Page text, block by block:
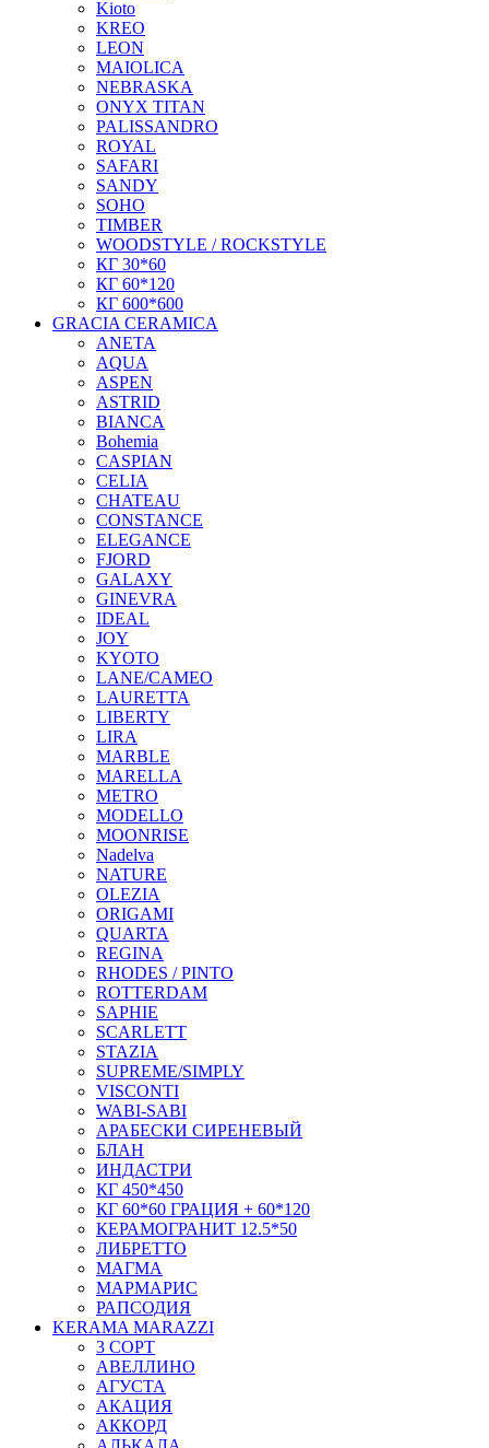
Kioto
KREO
LEON
MAIOLICA
NEBRASKA
ONYX TITAN
PALISSANDRO
ROYAL
SAFARI
SANDY
SOHO
TIMBER
WOODSTYLE / ROCKSTYLE
КГ 30*60
КГ 60*120
КГ 600*600
GRACIA CERAMICA
ANETA
AQUA
ASPEN
ASTRID
BIANCA
Bohemia
CASPIAN
CELIA
CHATEAU
CONSTANCE
ELEGANCE
FJORD
GALAXY
GINEVRA
IDEAL
JOY
KYOTO
LANE/CAMEO
LAURETTA
LIBERTY
LIRA
MARBLE
MARELLA
METRO
MODELLO
MOONRISE
Nadelva
NATURE
OLEZIA
ORIGAMI
QUARTA
REGINA
RHODES / PINTO
ROTTERDAM
SAPHIE
SCARLETT
STAZIA
SUPREME/SIMPLY
VISCONTI
WABI-SABI
АРАБЕСКИ СИРЕНЕВЫЙ
БЛАН
ИНДАСТРИ
КГ 450*450
КГ 60*60 ГРАЦИЯ + 60*120
КЕРАМОГРАНИТ 12.5*50
ЛИБРЕТТО
МАГМА
МАРМАРИС
РАПСОДИЯ
KERAMA MARAZZI
3 СОРТ
АВЕЛЛИНО
АГУСТА
АКАЦИЯ
АККОРД